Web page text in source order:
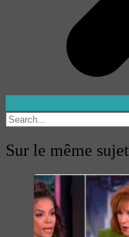
Sur le même sujet